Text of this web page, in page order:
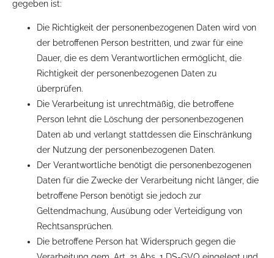
gegeben ist:
Die Richtigkeit der personenbezogenen Daten wird von
der betroffenen Person bestritten, und zwar für eine
Dauer, die es dem Verantwortlichen ermöglicht, die
Richtigkeit der personenbezogenen Daten zu
überprüfen.
Die Verarbeitung ist unrechtmäßig, die betroffene
Person lehnt die Löschung der personenbezogenen
Daten ab und verlangt stattdessen die Einschränkung
der Nutzung der personenbezogenen Daten.
Der Verantwortliche benötigt die personenbezogenen
Daten für die Zwecke der Verarbeitung nicht länger, die
betroffene Person benötigt sie jedoch zur
Geltendmachung, Ausübung oder Verteidigung von
Rechtsansprüchen.
Die betroffene Person hat Widerspruch gegen die